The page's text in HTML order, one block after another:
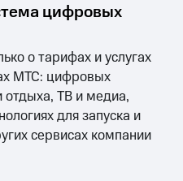
цифровых
о тарифах и услугах
МТС: цифровых
отдыха, ТВ и медиа,
для запуска и
сервисах компании